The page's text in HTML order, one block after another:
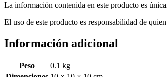
La información contenida en este producto es
El uso de este producto es responsabilidad de
Información adicional
Peso
0.1 kg